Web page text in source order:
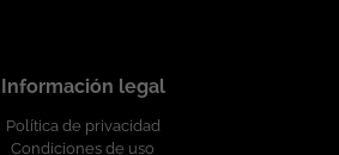
Información legal
Política de privacidad
Condiciones de uso